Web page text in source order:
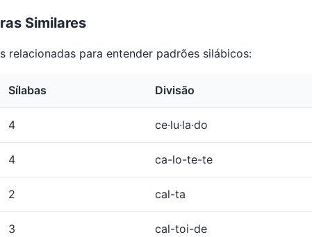
Similares
relacionadas para entender padrões silábicos:
Sílabas Divisão
4 ce·lu·la·do
4 ca-lo-te-te
2 cal-ta
3 cal-toi-de